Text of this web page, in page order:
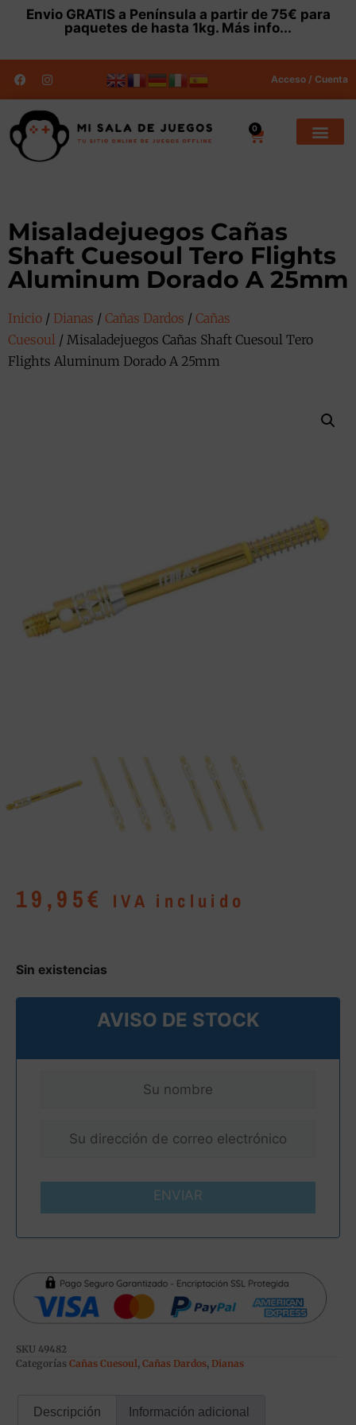
Envio GRATISa Península a partir de 75€ para
paquetes de hasta 1kg. Más info...
Acceso / Cuenta
0
Misaladejuegos Cañas
Shaft Cuesoul Tero Flights
Aluminum Dorado A 25mm
Inicio / Dianas / Cañas Dardos / Cañas
Cuesoul / Misaladejuegos Cañas Shaft Cuesoul Tero
Flights Aluminum Dorado A 25mm
19,95€ IVA incluido
Sin existencias
AVISO DE STOCK
ENVIAR
SKU 49482
Categorías Cañas Cuesoul, Cañas Dardos, Dianas
Descripción Información adicional